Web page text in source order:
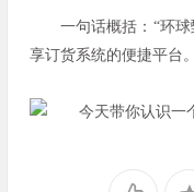
一句话概括：“环球
享订货系统的便捷平台。